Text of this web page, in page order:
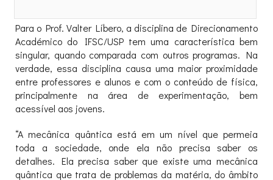
Para o Prof. Valter Líbero, a disciplina de Direcionamento
Académico do IFSC/USP tem uma característica bem
singular, quando comparada com outros programas. Na
verdade, essa disciplina causa uma maior proximidade
entre professores e alunos e com o conteúdo de física,
principalmente na área de experimentação, bem
acessível aos jovens.
“A mecânica quântica está em um nível que permeia
toda a sociedade, onde ela não precisa saber os
detalhes. Ela precisa saber que existe uma mecânica
quântica que trata de problemas da matéria, do âmbito